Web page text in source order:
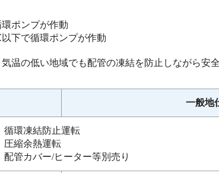
ポンプが作動
下で循環ポンプが作動
温の低い地域でも配管の凍結を防止しながら安
一般地
循環凍結防止運転
圧縮余熱運転
配管カバー/ヒーター等別売り